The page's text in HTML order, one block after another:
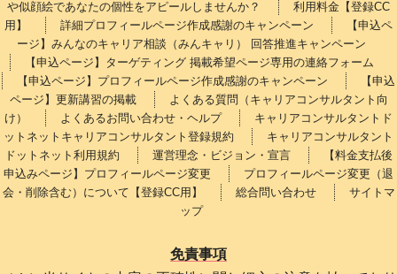
や似顔絵であなたの個性をアピールしませんか？
利用料金【登録CC
用】
詳細プロフィールページ作成感謝のキャンペーン
【申込ペ
ージ】みんなのキャリア相談（みんキャリ） 回答推進キャンペーン
【申込ページ】ターゲティング 掲載希望ページ専用の連絡フォーム
【申込ページ】プロフィールページ作成感謝のキャンペーン
【申込
ページ】更新講習の掲載
よくある質問（キャリアコンサルタント向
け）
よくあるお問い合わせ・ヘルプ
キャリアコンサルタントド
ットネットキャリアコンサルタント登録規約
キャリアコンサルタント
ドットネット利用規約
運営理念・ビジョン・宣言
【料金支払後
申込みページ】プロフィールページ変更
プロフィールページ変更（退
会・削除含む）について【登録CC用】
総合問い合わせ
サイトマ
ップ
免責事項